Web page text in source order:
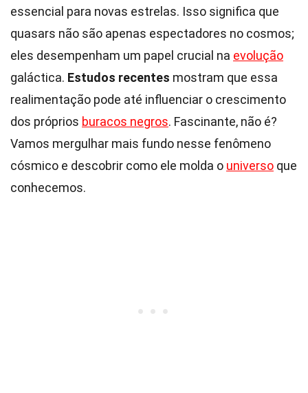
essencial para novas estrelas. Isso significa que
quasars não são apenas espectadores no cosmos;
eles desempenham um papel crucial na evolução
galáctica. Estudos recentes mostram que essa
realimentação pode até influenciar o crescimento
dos próprios buracos negros. Fascinante, não é?
Vamos mergulhar mais fundo nesse fenômeno
cósmico e descobrir como ele molda o universo que
conhecemos.